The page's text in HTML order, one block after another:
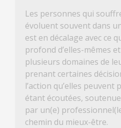
Les personnes qui
évoluent souvent dans
est en décalage avec ce
profond d’elles-mêmes
plusieurs domaines de
prenant certaines
l’action qu’elles
étant écoutées,
par un(e)
chemin du mieux-être.